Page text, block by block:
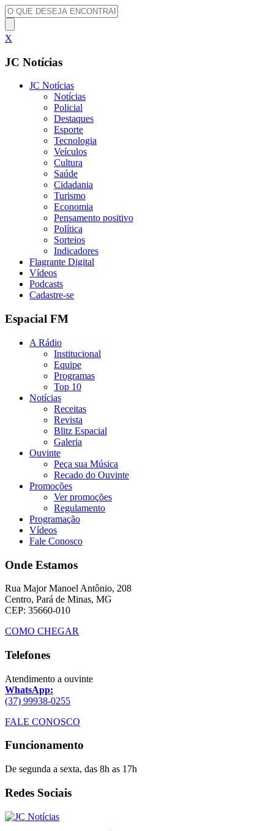
X
JC Notícias
JC Notícias
Notícias
Policial
Destaques
Esporte
Tecnologia
Veículos
Cultura
Saúde
Cidadania
Turismo
Economia
Pensamento positivo
Política
Sorteios
Indicadores
Flagrante Digital
Vídeos
Podcasts
Cadastre-se
Espacial FM
A Rádio
Institucional
Equipe
Programas
Top 10
Notícias
Receitas
Revista
Blitz Espacial
Galeria
Ouvinte
Peça sua Música
Recado do Ouvinte
Promoções
Ver promoções
Regulamento
Programação
Vídeos
Fale Conosco
Onde Estamos
Rua Major Manoel Antônio, 208
Centro, Pará de Minas, MG
CEP: 35660-010
COMO CHEGAR
Telefones
Atendimento a ouvinte
WhatsApp:
(37) 99938-0255
FALE CONOSCO
Funcionamento
De segunda a sexta, das 8h as 17h
Redes Sociais